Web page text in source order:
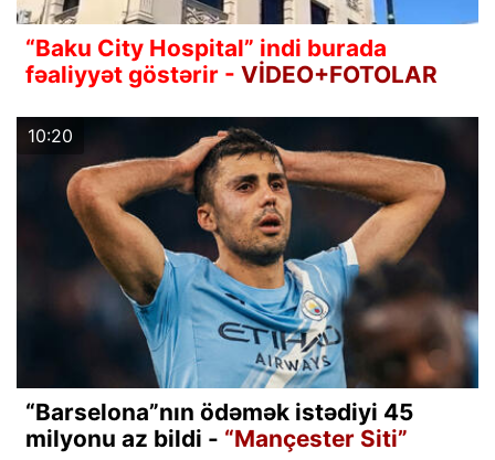
“Baku City Hospital” indi burada
fəaliyyət göstərir - VİDEO+FOTOLAR
10:20
“Barselona”nın ödəmək istədiyi 45
milyonu az bildi - “Mançester Siti”